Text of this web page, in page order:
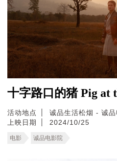
十字路口的猪 Pig at
活动地点
诚品生活松烟 - 诚品
上映日期
2024/10/25
电影 诚品电影院